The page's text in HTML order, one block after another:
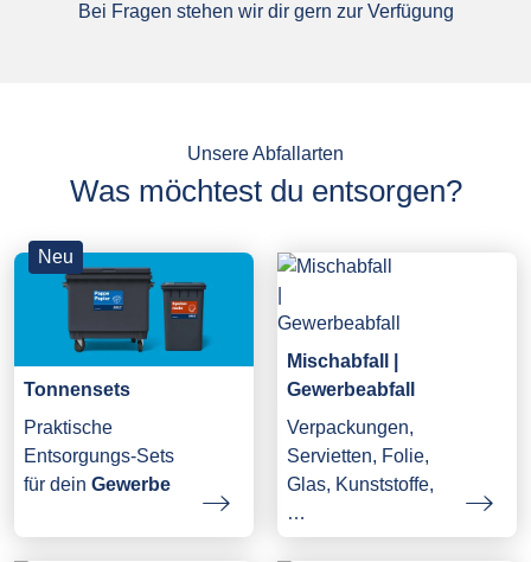
Bei Fragen stehen wir dir gern zur Verfügung
Unsere Abfallarten
Was möchtest du entsorgen?
Neu
Tonnensets
Praktische
Entsorgungs-Sets
für dein Gewerbe
Mischabfall |
Gewerbeabfall
Verpackungen,
Servietten, Folie,
Glas, Kunststoffe,
…